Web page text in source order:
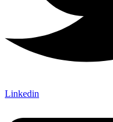
Linkedin